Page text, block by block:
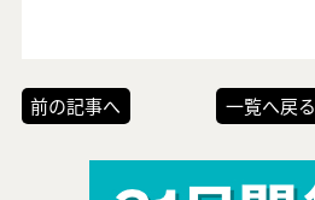
前の記事へ 一覧へ戻る